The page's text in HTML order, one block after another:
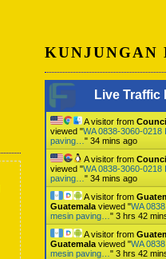
Live Traffic
A visitor from
viewed "WA 0838-3060-0218
paving… " 34 mins ago
A visitor from
viewed "WA 0838-3060-0218
paving… " 34 mins ago
A visitor from
Guatemalaviewed "WA
mesin paving… " 3 hrs 42
A visitor from
Guatemalaviewed "WA
mesin paving… " 3 hrs 42